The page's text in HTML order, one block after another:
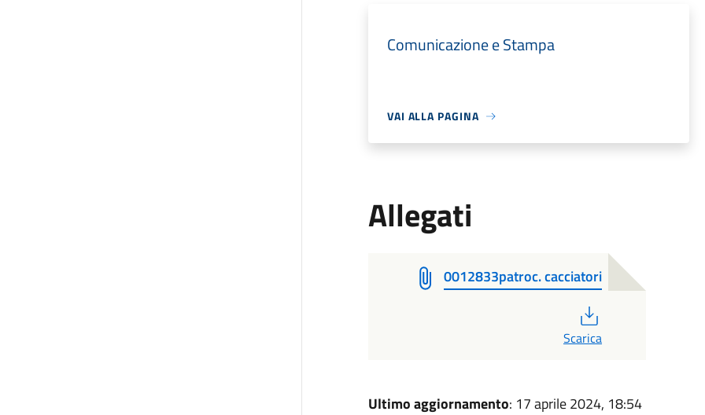
Comunicazione e Stampa
VAI ALLA PAGINA
Allegati
0012833patroc. cacciatori
Scarica
Ultimo aggiornamento: 17 aprile 2024, 18:54